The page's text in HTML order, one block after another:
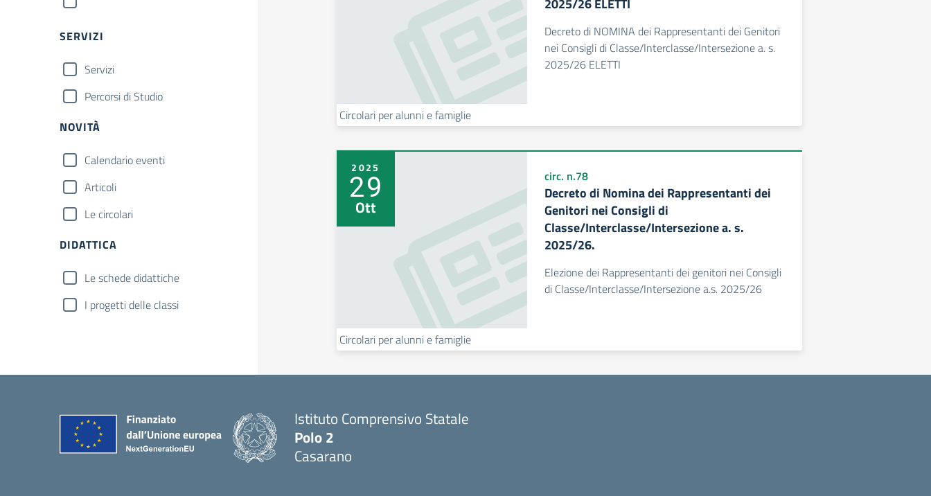
SERVIZI
Servizi
Percorsi di Studio
NOVITÀ
Calendario eventi
Articoli
Le circolari
DIDATTICA
Le schede didattiche
I progetti delle classi
2025/26 ELETTI
Decreto di NOMINA dei Rappresentanti dei Genitori
nei Consigli di Classe/Interclasse/Intersezione a. s.
2025/26 ELETTI
Circolari per alunni e famiglie
2025
29
Ott
circ. n.78
Decreto di Nomina dei Rappresentanti dei
Genitori nei Consigli di
Classe/Interclasse/Intersezione a. s.
2025/26.
Elezione dei Rappresentanti dei genitori nei Consigli
di Classe/Interclasse/Intersezione a.s. 2025/26
Circolari per alunni e famiglie
Istituto Comprensivo Statale
Polo 2
Casarano